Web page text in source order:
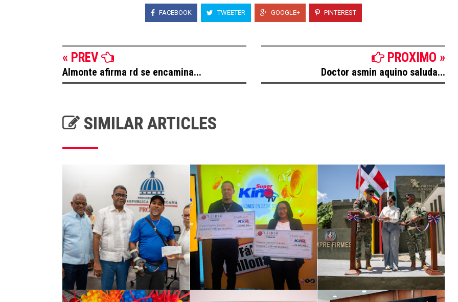
FACEBOOK TWEETER GOOGLE+ PINTEREST
« PREV
Almonte afirma rd se encamina...
PROXIMO »
Doctor asmin aquino saluda...
SIMILAR ARTICLES